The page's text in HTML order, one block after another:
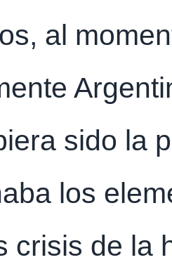
al
sido la
los
crisis de la